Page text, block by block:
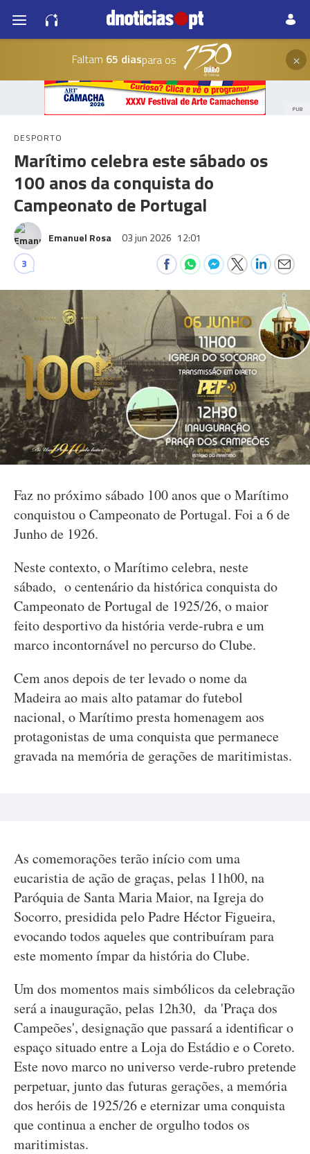
Faltam 65 diaspara os ×
PUB
DESPORTO
Marítimo celebra este sábado os
100 anos da conquista do
Campeonato de Portugal
Emanuel Rosa 03 jun 2026 12:01
3
Faz no próximo sábado 100 anos que o Marítimo
conquistou o Campeonato de Portugal. Foi a 6 de
Junho de 1926.
Neste contexto, o Marítimo celebra, neste
sábado, o centenário da histórica conquista do
Campeonato de Portugal de 1925/26, o maior
feito desportivo da história verde-rubra e um
marco incontornável no percurso do Clube.
Cem anos depois de ter levado o nome da
Madeira ao mais alto patamar do futebol
nacional, o Marítimo presta homenagem aos
protagonistas de uma conquista que permanece
gravada na memória de gerações de maritimistas.
As comemorações terão início com uma
eucaristia de ação de graças, pelas 11h00, na
Paróquia de Santa Maria Maior, na Igreja do
Socorro, presidida pelo Padre Héctor Figueira,
evocando todos aqueles que contribuíram para
este momento ímpar da história do Clube.
Um dos momentos mais simbólicos da celebração
será a inauguração, pelas 12h30, da 'Praça dos
Campeões', designação que passará a identificar o
espaço situado entre a Loja do Estádio e o Coreto.
Este novo marco no universo verde-rubro pretende
perpetuar, junto das futuras gerações, a memória
dos heróis de 1925/26 e eternizar uma conquista
que continua a encher de orgulho todos os
maritimistas.